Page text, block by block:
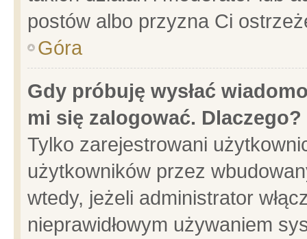
postów albo przyzna Ci
Góra
Gdy próbuję wysłać
mi się zalogować. Dlaczego?
Tylko zarejestrowani
użytkowników przez
wtedy, jeżeli administrator
nieprawidłowym używaniem